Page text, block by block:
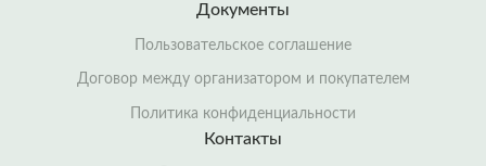
Документы
Пользовательское соглашение
Договор между организатором и покупателем
Политика конфиденциальности
Контакты